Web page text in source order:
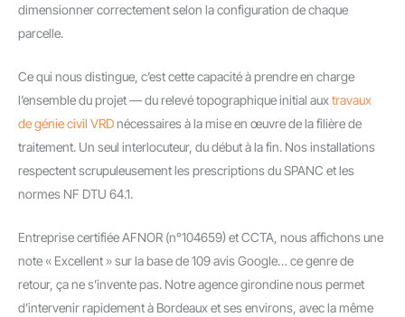
dimensionner correctement selon la configuration de chaque
parcelle.
Ce qui nous distingue, c’est cette capacité à prendre en charge
l’ensemble du projet — du relevé topographique initial auxtravaux
de génie civil VRDnécessaires à la mise en œuvre de la filière de
traitement. Un seul interlocuteur, du début à la fin. Nos installations
respectent scrupuleusement les prescriptions du SPANC et les
normes NF DTU 64.1.
Entreprise certifiée AFNOR (n°104659) et CCTA, nous affichons une
note « Excellent » sur la base de 109 avis Google… ce genre de
retour, ça ne s’invente pas. Notre agence girondine nous permet
d’intervenir rapidement à Bordeaux et ses environs, avec la même